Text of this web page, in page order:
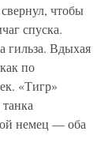
чтобы
спуска.
гильза. Вдыхая
по
«Тигр»
немец — оба